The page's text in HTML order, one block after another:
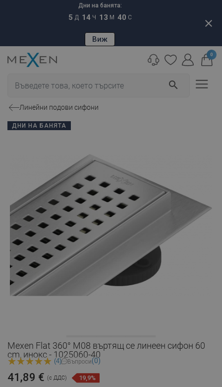
Дни на банята:
5 Д 14 Ч 13 М 39 С
Виж
close
search
0
Линейни подови сифони
ДНИ НА БАНЯТА
Mexen Flat 360° M08 въртящ се линеен сифон 60
cm, инокс - 1025060-40
(4) Въпроси(0)
41,89 € (с ДДС) 19,9%